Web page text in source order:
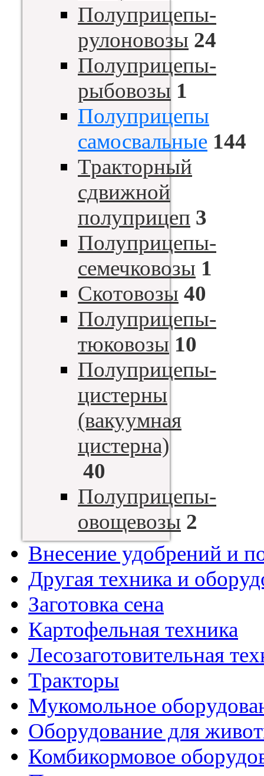
Полуприцепы-
рулоновозы 24
Полуприцепы-
рыбовозы 1
Полуприцепы
самосвальные 144
Тракторный
сдвижной
полуприцеп 3
Полуприцепы-
семечковозы 1
Скотовозы 40
Полуприцепы-
тюковозы 10
Полуприцепы-
цистерны
(вакуумная
цистерна)
40
Полуприцепы-
овощевозы 2
Внесение удобрений и
Другая техника и
Заготовка сена
Картофельная техника
Лесозаготовительная
Тракторы
Мукомольное
Оборудование для
Комбикормовое